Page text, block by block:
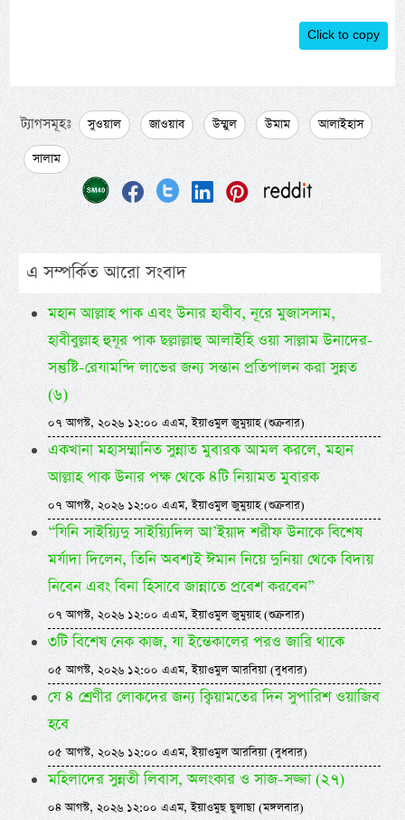
Click to copy
ট্যাগসমূহঃ সুওয়াল জাওয়াব উম্মুল উমাম
আলাইহাস
সালাম
এ সম্পর্কিত আরো সংবাদ
মহান আল্লাহ পাক এবং উনার হাবীব, নূরে মুজাসসাম,
হাবীবুল্লাহ হুযূর পাক ছল্লাল্লাহু আলাইহি ওয়া সাল্লাম উনাদের-
সন্তুষ্টি-রেযামন্দি লাভের জন্য সন্তান প্রতিপালন করা সুন্নত
(৬)
০৭ আগস্ট, ২০২৬ ১২:০০ এএম, ইয়াওমুল জুমুয়াহ (শুক্রবার)
একখানা মহাসম্মানিত সুন্নাত মুবারক আমল করলে, মহান
আল্লাহ পাক উনার পক্ষ থেকে ৪টি নিয়ামত মুবারক
০৭ আগস্ট, ২০২৬ ১২:০০ এএম, ইয়াওমুল জুমুয়াহ (শুক্রবার)
“যিনি সাইয়্যিদু সাইয়্যিদিল আ’ইয়াদ শরীফ উনাকে বিশেষ
মর্যাদা দিলেন, তিনি অবশ্যই ঈমান নিয়ে দুনিয়া থেকে বিদায়
নিবেন এবং বিনা হিসাবে জান্নাতে প্রবেশ করবেন”
০৭ আগস্ট, ২০২৬ ১২:০০ এএম, ইয়াওমুল জুমুয়াহ (শুক্রবার)
৩টি বিশেষ নেক কাজ, যা ইন্তেকালের পরও জারি থাকে
০৫ আগস্ট, ২০২৬ ১২:০০ এএম, ইয়াওমুল আরবিয়া (বুধবার)
যে ৪ শ্রেণীর লোকদের জন্য ক্বিয়ামতের দিন সুপারিশ ওয়াজিব
হবে
০৫ আগস্ট, ২০২৬ ১২:০০ এএম, ইয়াওমুল আরবিয়া (বুধবার)
মহিলাদের সুন্নতী লিবাস, অলংকার ও সাজ-সজ্জা (২৭)
০৪ আগস্ট, ২০২৬ ১২:০০ এএম, ইয়াওমুছ ছুলাছা (মঙ্গলবার)